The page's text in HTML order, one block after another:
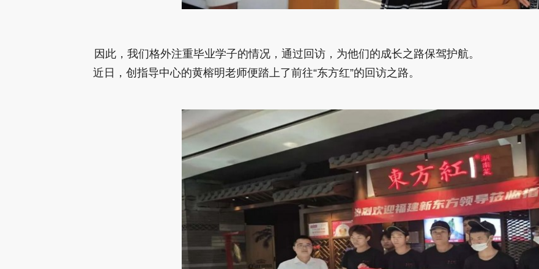
因此，我们格外注重毕业学子的情况，通过回访，为他们的成长之路保驾护航。
近日，创指导中心的黄榕明老师便踏上了前往“东方红”的回访之路。